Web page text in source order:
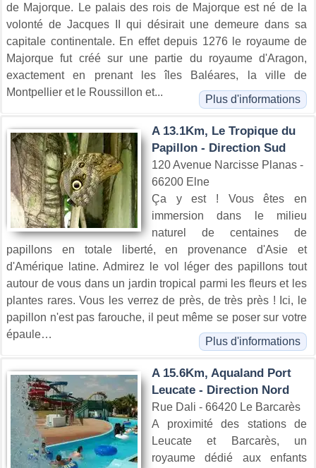
de Majorque. Le palais des rois de Majorque est né de la
volonté de Jacques II qui désirait une demeure dans sa
capitale continentale. En effet depuis 1276 le royaume de
Majorque fut créé sur une partie du royaume d'Aragon,
exactement en prenant les îles Baléares, la ville de
Montpellier et le Roussillon et...
Plus d'informations
A 13.1Km, Le Tropique du
Papillon - Direction Sud
120 Avenue Narcisse Planas -
66200 Elne
Ça y est ! Vous êtes en
immersion dans le milieu
naturel de centaines de
papillons en totale liberté, en provenance d'Asie et
d'Amérique latine. Admirez le vol léger des papillons tout
autour de vous dans un jardin tropical parmi les fleurs et les
plantes rares. Vous les verrez de près, de très près ! Ici, le
papillon n'est pas farouche, il peut même se poser sur votre
épaule…
Plus d'informations
A 15.6Km, Aqualand Port
Leucate - Direction Nord
Rue Dali - 66420 Le Barcarès
A proximité des stations de
Leucate et Barcarès, un
royaume dédié aux enfants